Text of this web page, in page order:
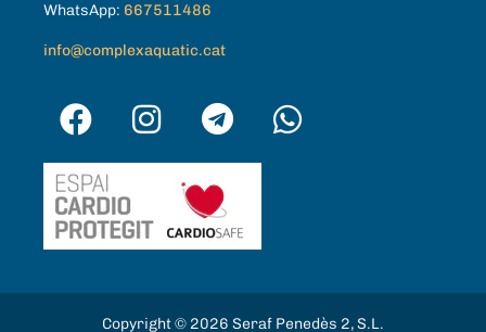
WhatsApp: 667511486
info@complexaquatic.cat
Copyright © 2026 Seraf Penedès 2, S.L.